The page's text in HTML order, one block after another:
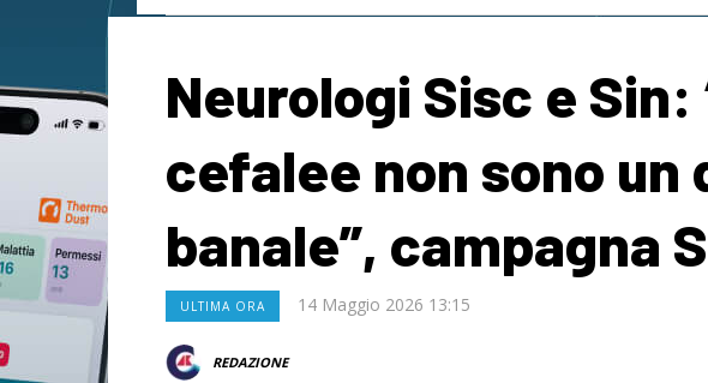
Neurologi Sisc e Sin:
cefalee non sono un
banale”, campagna
ULTIMA ORA 14 Maggio 2026 13:15
REDAZIONE